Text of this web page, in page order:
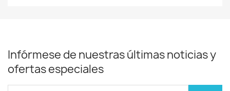
Infórmese de nuestras últimas noticias y
ofertas especiales